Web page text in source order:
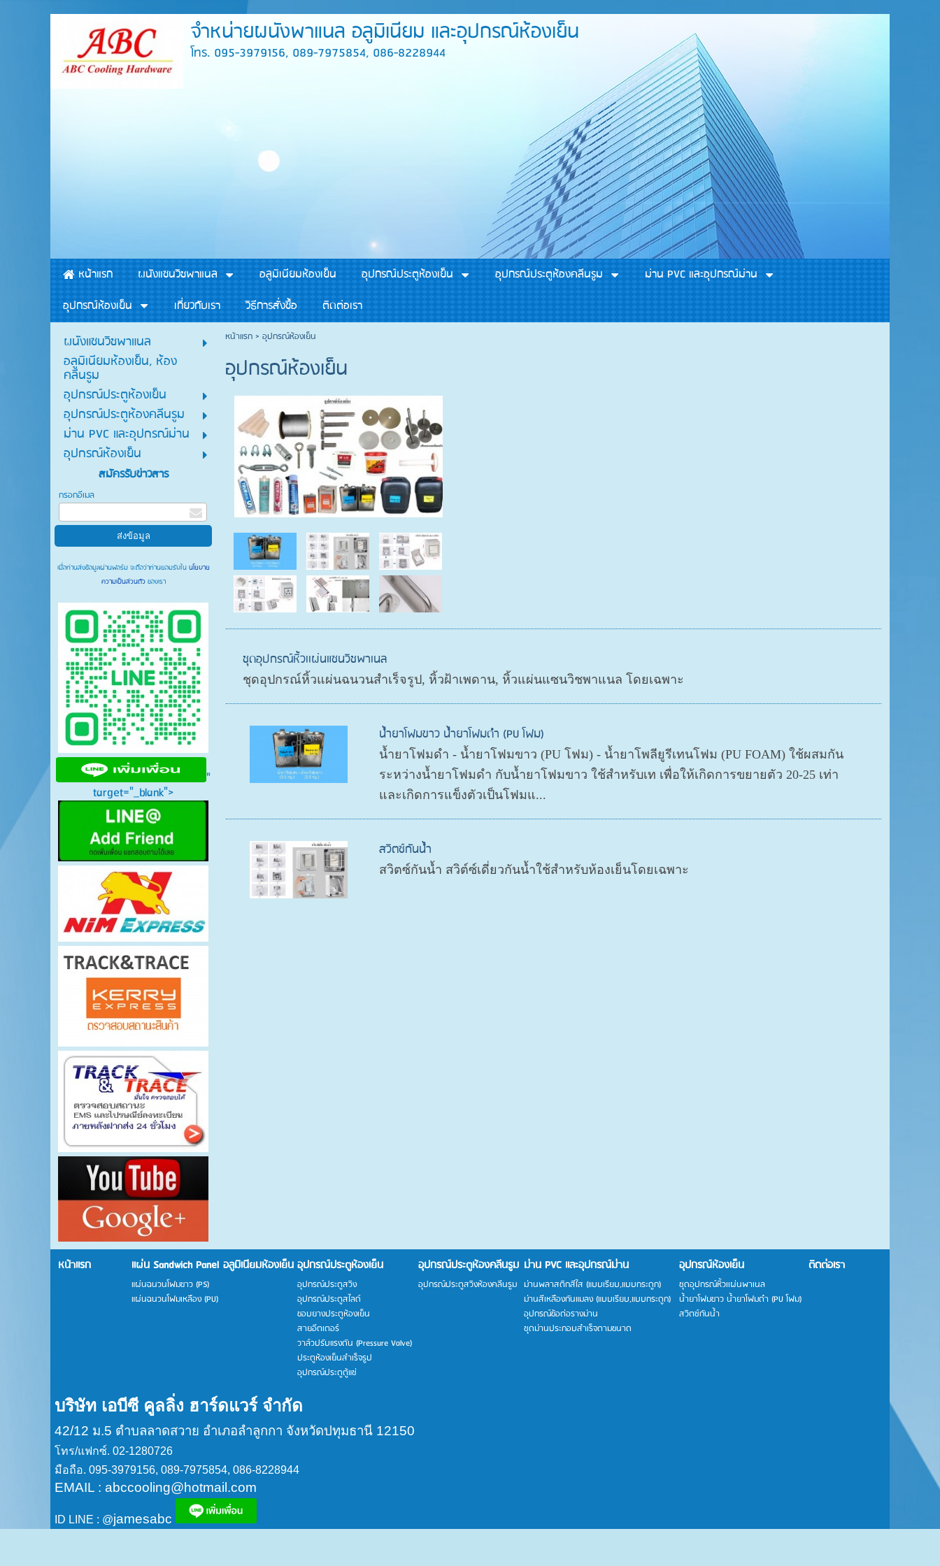
จำหน่ายผนังพาแนล อลูมิเนียม และอุปกรณ์ห้องเย็น
โทร. 095-3979156, 089-7975854, 086-8228944
หน้าแรก ผนังแซนวิชพาแนล อลูมิเนียมห้องเย็น อุปกรณ์ประตูห้องเย็น อุปกรณ์ประตูห้องคลีนรูม
ม่าน PVC และอุปกรณ์ม่าน
อุปกรณ์ห้องเย็น
เกี่ยวกับเรา วิธีการสั่งซื้อ ติดต่อเรา
ผนังแซนวิชพาแนล
อลูมิเนียมห้องเย็น, ห้อง
คลีนรูม
อุปกรณ์ประตูห้องเย็น
อุปกรณ์ประตูห้องคลีนรูม
ม่าน PVC และอุปกรณ์ม่าน
อุปกรณ์ห้องเย็น
สมัครรับข่าวสาร
กรอกอีเมล
เมื่อท่านส่งข้อมูลผ่านฟอร์ม จะถือว่าท่านยอมรับในนโยบาย
ความเป็นส่วนตัวของเรา
"
target="_blank">
หน้าแรก> อุปกรณ์ห้องเย็น
อุปกรณ์ห้องเย็น
ชุดอุปกรณ์หิ้วเเผ่นแซนวิชพาเนล
ชุดอุปกรณ์หิ้วแผ่นฉนวนสำเร็จรูป, หิ้วฝ้าเพดาน, หิ้วแผ่นแซนวิชพาแนล โดยเฉพาะ
น้ำยาโฟมขาว น้ำยาโฟมดำ (PU โฟม)
น้ำยาโฟมดำ - น้ำยาโฟมขาว (PU โฟม) - น้ำยาโพลียูรีเทนโฟม (PU FOAM) ใช้ผสมกัน
ระหว่างน้ำยาโฟมดำ กับน้ำยาโฟมขาว ใช้สำหรับเท เพื่อให้เกิดการขยายตัว 20-25 เท่า
และเกิดการแข็งตัวเป็นโฟมแ...
สวิตซ์กันน้ำ
สวิตซ์กันน้ำ สวิต์ซ์เดี่ยวกันน้ำใช้สำหรับห้องเย็นโดยเฉพาะ
หน้าแรก แผ่น Sandwich Panel
แผ่นฉนวนโฟมขาว (PS)
แผ่นฉนวนโฟมเหลือง (PU)
อลูมิเนียมห้องเย็น อุปกรณ์ประตูห้องเย็น
อุปกรณ์ประตูสวิง
อุปกรณ์ประตูสไลด์
ขอบยางประตูห้องเย็น
สายอีตเตอร์
วาล์วปรับแรงดัน (Pressure Valve)
ประตูห้องเย็นสำเร็จรูป
อุปกรณ์ประตูตู้แช่
อุปกรณ์ประตูห้องคลีนรูม
อุปกรณ์ประตูสวิงห้องคลีนรูม
ม่าน PVC และอุปกรณ์ม่าน
ม่านพลาสติกสีใส (แบบเรียบ,แบบกระดูก)
ม่านสีเหลืองกันแมลง (แบบเรียบ,แบบกระดูก)
อุปกรณ์ข้อต่อรางม่าน
ชุดม่านประกอบสำเร็จตามขนาด
อุปกรณ์ห้องเย็น
ชุดอุปกรณ์หิ้วเเผ่นพาเนล
น้ำยาโฟมขาว น้ำยาโฟมดำ (PU โฟม)
สวิตซ์กันน้ำ
ติดต่อเรา
บริษัท เอบีซี คูลลิ่ง ฮาร์ดแวร์ จำกัด
42/12 ม.5 ตำบลลาดสวาย อำเภอลำลูกกา จังหวัดปทุมธานี 12150
โทร/แฟกซ์. 02-1280726
มือถือ. 095-3979156, 089-7975854, 086-8228944
EMAIL : abccooling@hotmail.com
ID LINE : @jamesabc